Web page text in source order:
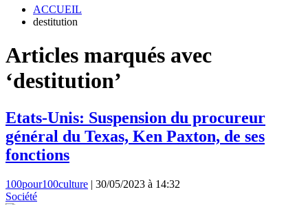
ACCUEIL
destitution
Articles marqués avec
‘destitution’
Etats-Unis: Suspension du procureur
général du Texas, Ken Paxton, de ses
fonctions
100pour100culture | 30/05/2023 à 14:32
Société